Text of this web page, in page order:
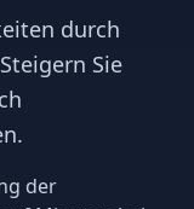
durch
Sie
der